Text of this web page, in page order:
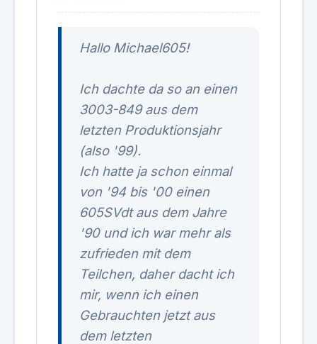
Hallo Michael605!
Ich dachte da so an einen
3003-849 aus dem
letzten Produktionsjahr
(also '99).
Ich hatte ja schon einmal
von '94 bis '00 einen
605SVdt aus dem Jahre
'90 und ich war mehr als
zufrieden mit dem
Teilchen, daher dacht ich
mir, wenn ich einen
Gebrauchten jetzt aus
dem letzten